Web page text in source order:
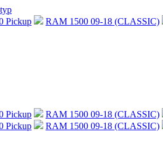
Pickup RAM 1500 09-18 (CLASSIC)
Pickup RAM 1500 09-18 (CLASSIC)
Pickup RAM 1500 09-18 (CLASSIC)